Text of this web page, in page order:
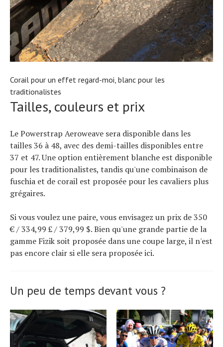
Corail pour un effet regard-moi, blanc pour les
traditionalistes
Tailles, couleurs et prix
Le Powerstrap Aeroweave sera disponible dans les
tailles 36 à 48, avec des demi-tailles disponibles entre
37 et 47. Une option entièrement blanche est disponible
pour les traditionalistes, tandis qu'une combinaison de
fuschia et de corail est proposée pour les cavaliers plus
grégaires.
Si vous voulez une paire, vous envisagez un prix de 350
€ / 334,99 £ / 379,99 $. Bien qu'une grande partie de la
gamme Fizik soit proposée dans une coupe large, il n'est
pas encore clair si elle sera proposée ici.
Un peu de temps devant vous ?